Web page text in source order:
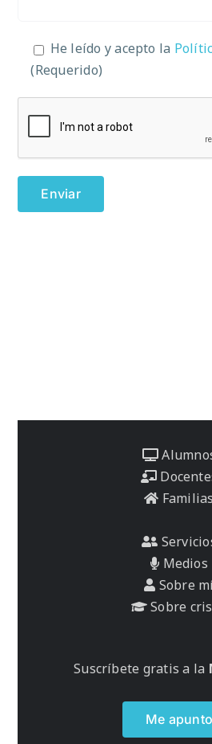
He leído y acepto la
(Requerido)
Familias
Medios
Sobre
Sobre
Suscríbete gratis a la
Me apunto